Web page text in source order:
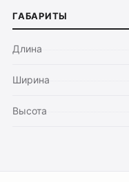
ГАБАРИТЫ
Длина
Ширина
Высота